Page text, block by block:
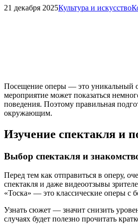
21 декабря 2025Культура и искусство
Посещение оперы — это уникальный
мероприятие может показаться
поведения. Поэтому правильная
окружающим.
Изучение спектакля и
Выбор спектакля и
Перед тем как отправиться в оперу,
спектакля и даже видеоотзывы
«Тоска» — это классические оперы с
Узнать сюжет — значит снизить
случаях будет полезно прочитать